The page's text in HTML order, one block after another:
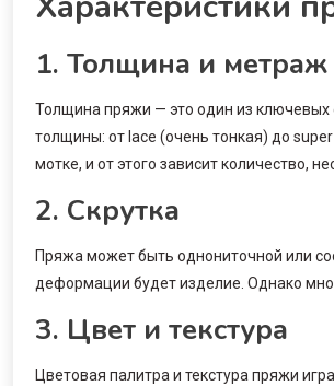
1. Толщина и метраж
Толщина пряжи — это один из ключевых
толщины: от lace (очень тонкая) до
мотке, и от этого зависит количество,
2. Скрутка
Пряжа может быть однониточной или
деформации будет изделие. Однако
3. Цвет и текстура
Цветовая палитра и текстура пряжи